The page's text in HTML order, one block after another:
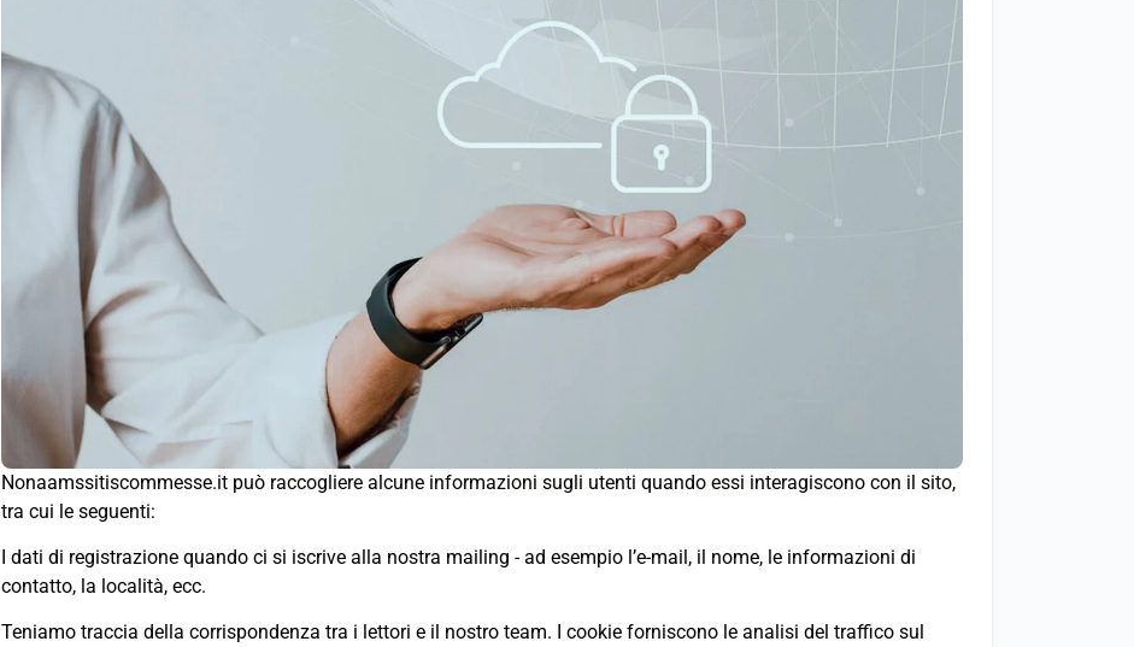
Nonaamssitiscommesse.it può raccogliere alcune informazioni sugli utenti quando essi interagiscono con il sito,
tra cui le seguenti:
I dati di registrazione quando ci si iscrive alla nostra mailing - ad esempio l’e-mail, il nome, le informazioni di
contatto, la località, ecc.
Teniamo traccia della corrispondenza tra i lettori e il nostro team. I cookie forniscono le analisi del traffico sul